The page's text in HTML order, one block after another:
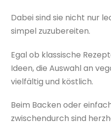
Dabei sind sie nicht nur
simpel zuzubereiten.
Egal ob klassische
Ideen, die Auswahl an
vielfältig und köstlich.
Beim Backen oder
zwischendurch sind